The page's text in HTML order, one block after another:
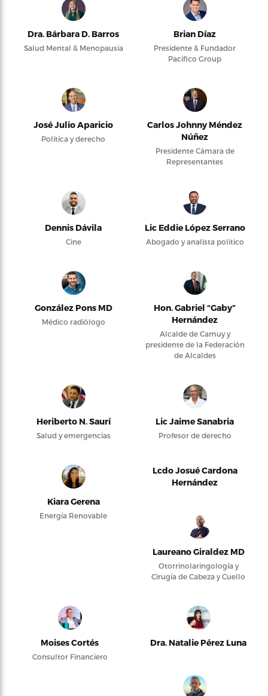
Dra. Bárbara D. Barros
Salud Mental & Menopausia
Brian Díaz
Presidente & Fundador
Pacifico Group
José Julio Aparicio
Política y derecho
Carlos Johnny Méndez
Núñez
Presidente Cámara de
Representantes
Dennis Dávila
Cine
Lic Eddie López Serrano
Abogado y analista político
González Pons MD
Médico radiólogo
Hon. Gabriel “Gaby”
Hernández
Alcalde de Camuy y
presidente de la Federación
de Alcaldes
Heriberto N. Saurí
Salud y emergencias
Lic Jaime Sanabria
Profesor de derecho
Kiara Gerena
Energía Renovable
Lcdo Josué Cardona
Hernández
Laureano Giraldez MD
Otorrinolaringología y
Cirugía de Cabeza y Cuello
Moises Cortés
Consultor Financiero
Dra. Natalie Pérez Luna